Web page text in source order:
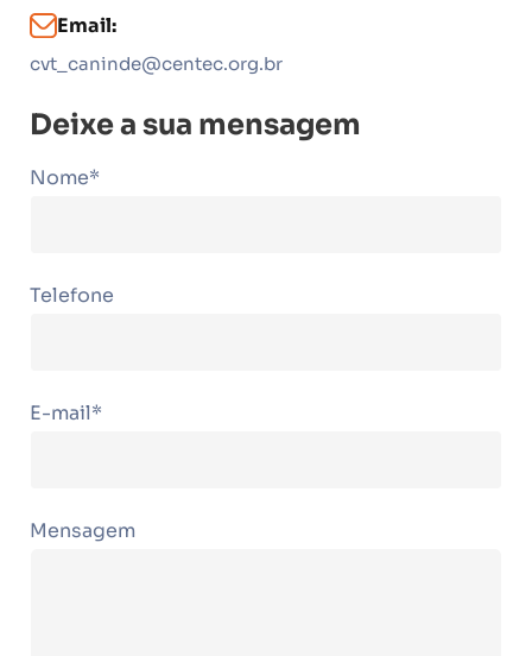
Email:
cvt_caninde@centec.org.br
Deixe a sua mensagem
Nome*
Telefone
E-mail*
Mensagem